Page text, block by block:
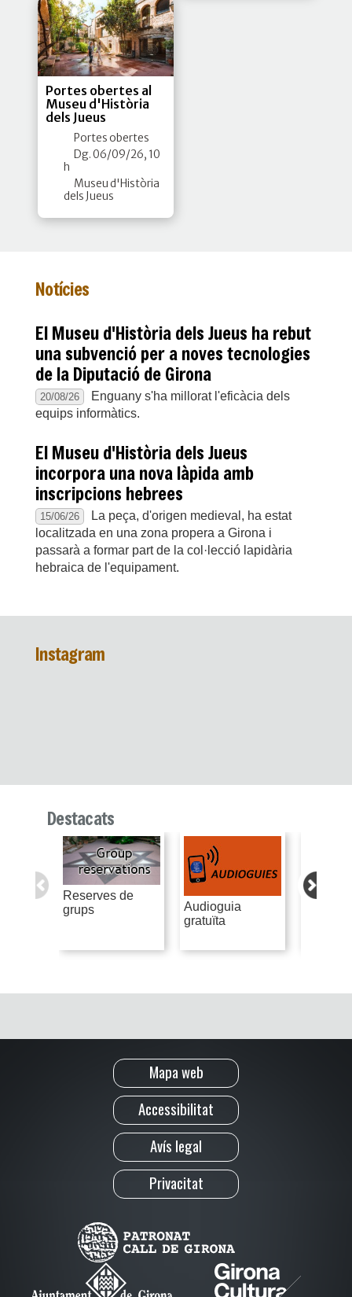
Portes obertes al
Museu d'Història
dels Jueus
Portes obertes
Dg. 06/09/26, 10
h
Museu d'Història
dels Jueus
Notícies
El Museu d'Història dels Jueus ha rebut
una subvenció per a noves tecnologies
de la Diputació de Girona
20/08/26
Enguany s'ha millorat l'eficàcia dels
equips informàtics.
El Museu d'Història dels Jueus
incorpora una nova làpida amb
inscripcions hebrees
15/06/26
La peça, d'origen medieval, ha estat
localitzada en una zona propera a Girona i
passarà a formar part de la col·lecció lapidària
hebraica de l'equipament.
Instagram
Destacats
Reserves de
grups
Audioguia
gratuïta
Mapa web
Accessibilitat
Avís legal
Privacitat